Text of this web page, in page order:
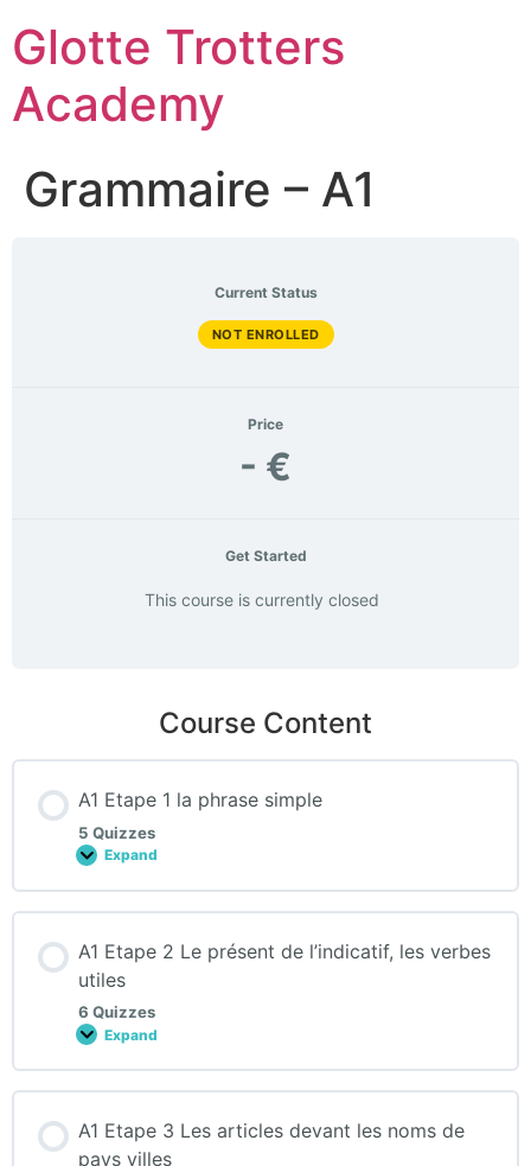
to
content
Glotte Trotters
Academy
Grammaire – A1
Current Status
NOT ENROLLED
Price
- €
Get Started
This course is currently closed
Course Content
A1 Etape 1 la phrase simple
5 Quizzes
Expand
A1
1
la
simple
A1 Etape 2 Le présent de l’indicatif, les verbes
utiles
6 Quizzes
Expand
A1
2
Le
de
l’indicatif,
A1 Etape 3 Les articles devant les noms de
pays villes